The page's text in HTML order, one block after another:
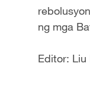
ng mga
Editor: Liu